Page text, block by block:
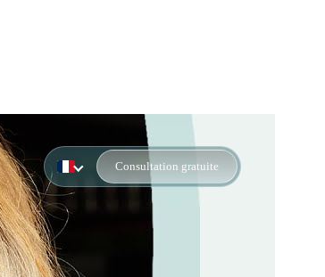
Consultation gratuite